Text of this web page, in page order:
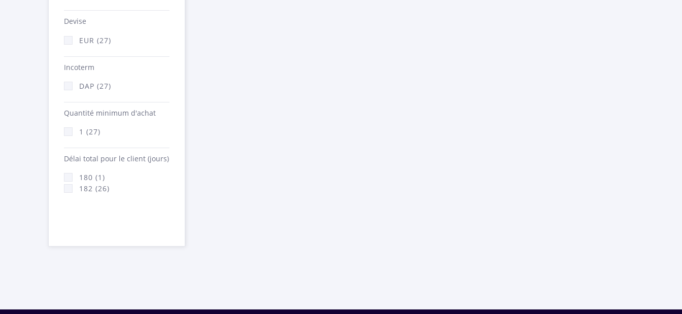
Devise
EUR (27)
Incoterm
DAP (27)
Quantité minimum d'achat
1 (27)
Délai total pour le client (jours)
180 (1)
182 (26)